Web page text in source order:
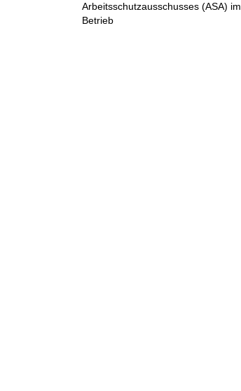
Arbeitsschutzausschusses (ASA) im
Betrieb